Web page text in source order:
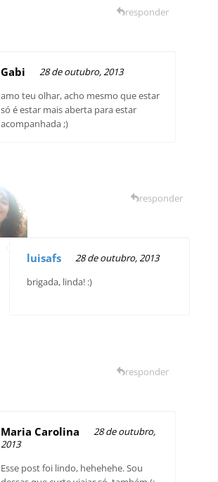
Gabi
28 de outubro, 2013
amo teu olhar, acho mesmo que estar
só é estar mais aberta para estar
acompanhada ;)
responder
luisafs
28 de outubro, 2013
brigada, linda! :)
responder
Maria Carolina
28 de outubro,
2013
Esse post foi lindo, hehehehe. Sou
responder